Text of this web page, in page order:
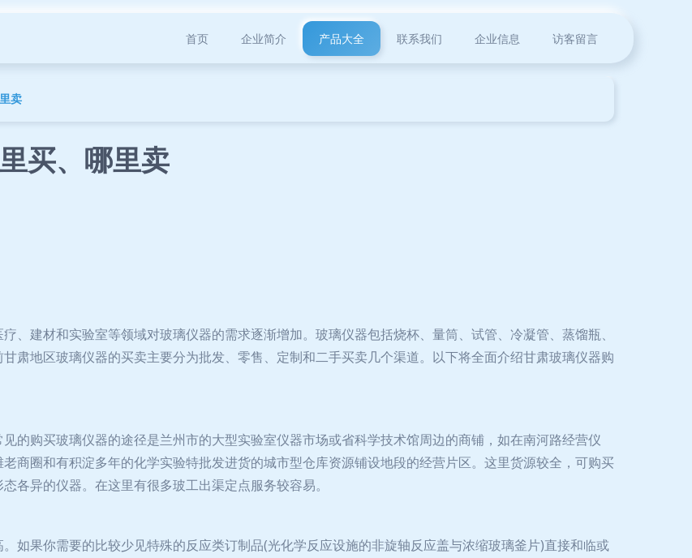
首页 企业简介 产品大全 联系我们 企业信息 访客留言
卖
买、哪里卖
、建材和实验室等领域对玻璃仪器的需求逐渐增加。玻璃仪器包括烧杯、量筒、试管、冷凝管、蒸馏瓶、
肃地区玻璃仪器的买卖主要分为批发、零售、定制和二手买卖几个渠道。以下将全面介绍甘肃玻璃仪器购
的购买玻璃仪器的途径是兰州市的大型实验室仪器市场或省科学技术馆周边的商铺，如在南河路经营仪
商圈和有积淀多年的化学实验特批发进货的城市型仓库资源铺设地段的经营片区。这里货源较全，可购买
各异的仪器。在这里有很多玻工出渠定点服务较容易。
如果你需要的比较少见特殊的反应类订制品(光化学反应设施的非旋轴反应盖与浓缩玻璃釜片)直接和临或